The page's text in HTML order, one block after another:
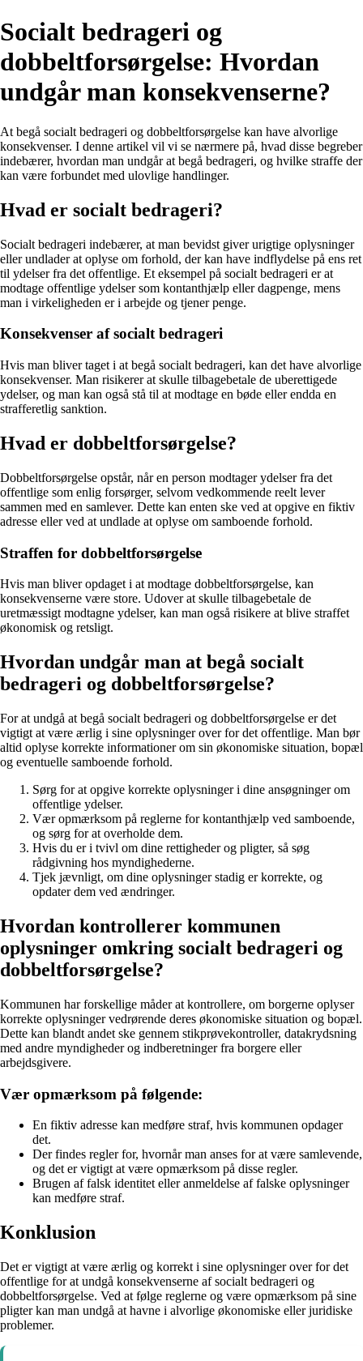
Socialt bedrageri og
dobbeltforsørgelse: Hvordan
undgår man konsekvenserne?
At begå socialt bedrageri og dobbeltforsørgelse kan have alvorlige
konsekvenser. I denne artikel vil vi se nærmere på, hvad disse begreber
indebærer, hvordan man undgår at begå bedrageri, og hvilke straffe der
kan være forbundet med ulovlige handlinger.
Hvad er socialt bedrageri?
Socialt bedrageri indebærer, at man bevidst giver urigtige oplysninger
eller undlader at oplyse om forhold, der kan have indflydelse på ens ret
til ydelser fra det offentlige. Et eksempel på socialt bedrageri er at
modtage offentlige ydelser som kontanthjælp eller dagpenge, mens
man i virkeligheden er i arbejde og tjener penge.
Konsekvenser af socialt bedrageri
Hvis man bliver taget i at begå socialt bedrageri, kan det have alvorlige
konsekvenser. Man risikerer at skulle tilbagebetale de uberettigede
ydelser, og man kan også stå til at modtage en bøde eller endda en
strafferetlig sanktion.
Hvad er dobbeltforsørgelse?
Dobbeltforsørgelse opstår, når en person modtager ydelser fra det
offentlige som enlig forsørger, selvom vedkommende reelt lever
sammen med en samlever. Dette kan enten ske ved at opgive en fiktiv
adresse eller ved at undlade at oplyse om samboende forhold.
Straffen for dobbeltforsørgelse
Hvis man bliver opdaget i at modtage dobbeltforsørgelse, kan
konsekvenserne være store. Udover at skulle tilbagebetale de
uretmæssigt modtagne ydelser, kan man også risikere at blive straffet
økonomisk og retsligt.
Hvordan undgår man at begå socialt
bedrageri og dobbeltforsørgelse?
For at undgå at begå socialt bedrageri og dobbeltforsørgelse er det
vigtigt at være ærlig i sine oplysninger over for det offentlige. Man bør
altid oplyse korrekte informationer om sin økonomiske situation, bopæl
og eventuelle samboende forhold.
Sørg for at opgive korrekte oplysninger i dine ansøgninger om
offentlige ydelser.
Vær opmærksom på reglerne for kontanthjælp ved samboende,
og sørg for at overholde dem.
Hvis du er i tvivl om dine rettigheder og pligter, så søg
rådgivning hos myndighederne.
Tjek jævnligt, om dine oplysninger stadig er korrekte, og
opdater dem ved ændringer.
Hvordan kontrollerer kommunen
oplysninger omkring socialt bedrageri og
dobbeltforsørgelse?
Kommunen har forskellige måder at kontrollere, om borgerne oplyser
korrekte oplysninger vedrørende deres økonomiske situation og bopæl.
Dette kan blandt andet ske gennem stikprøvekontroller, datakrydsning
med andre myndigheder og indberetninger fra borgere eller
arbejdsgivere.
Vær opmærksom på følgende:
En fiktiv adresse kan medføre straf, hvis kommunen opdager
det.
Der findes regler for, hvornår man anses for at være samlevende,
og det er vigtigt at være opmærksom på disse regler.
Brugen af falsk identitet eller anmeldelse af falske oplysninger
kan medføre straf.
Konklusion
Det er vigtigt at være ærlig og korrekt i sine oplysninger over for det
offentlige for at undgå konsekvenserne af socialt bedrageri og
dobbeltforsørgelse. Ved at følge reglerne og være opmærksom på sine
pligter kan man undgå at havne i alvorlige økonomiske eller juridiske
problemer.